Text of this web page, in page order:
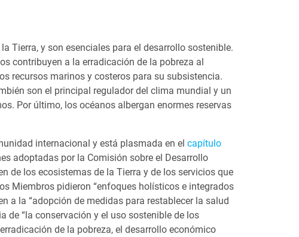
Tierra, y son esenciales para el desarrollo sostenible.
contribuyen a la erradicación de la pobreza al
recursos marinos y costeros para su subsistencia.
son el principal regulador del clima mundial y un
Por último, los océanos albergan enormes reservas
internacional y está plasmada en el capítulo
adoptadas por la Comisión sobre el Desarrollo
de los ecosistemas de la Tierra y de los servicios que
Miembros pidieron “enfoques holísticos e integrados
a la “adopción de medidas para restablecer la salud
de “la conservación y el uso sostenible de los
de la pobreza, el desarrollo económico